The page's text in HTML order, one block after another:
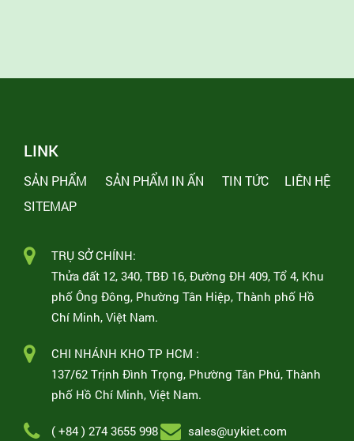
LINK
SẢN PHẨM SẢN PHẨM IN ẤN TIN TỨC
LIÊN HỆ
SITEMAP
TRỤ SỞ CHÍNH:
Thửa đất 12, 340, TBĐ 16, Đường ĐH 409, Tổ 4, Khu
phố Ông Đông, Phường Tân Hiệp, Thành phố Hồ
Chí Minh, Việt Nam.
CHI NHÁNH KHO TP HCM :
137/62 Trịnh Đình Trọng, Phường Tân Phú, Thành
phố Hồ Chí Minh, Việt Nam.
( +84 ) 274 3655 998 sales@uykiet.com